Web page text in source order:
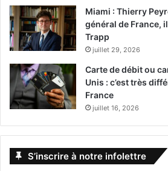
Miami : Thierry
général de France,
Trapp
juillet 29, 2026
Carte de débit ou
Unis : c’est très
France
juillet 16, 2026
S’inscrire à notre infolettre